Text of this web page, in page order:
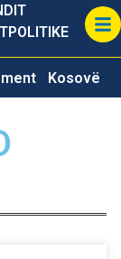
POLITIKE
Kosovë